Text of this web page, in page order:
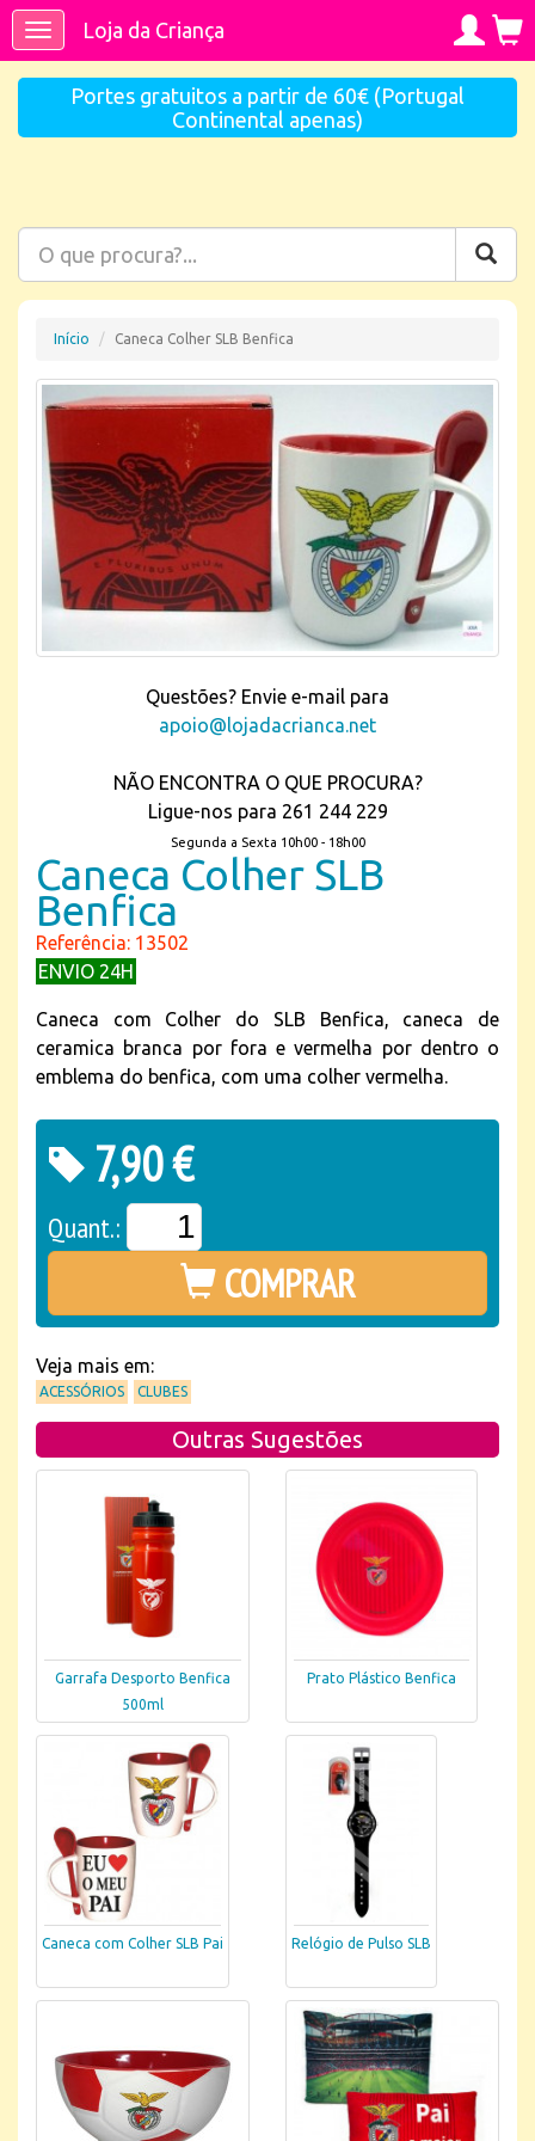
ToggleLoja da Criança
Portes gratuitos a partir de 60€ (Portugal
Continental apenas)
Início Caneca Colher SLB Benfica
Questões? Envie e-mail para
apoio@lojadacrianca.net
NÃO ENCONTRA O QUE PROCURA?
Ligue-nos para 261 244 229
Segunda a Sexta 10h00 - 18h00
Caneca Colher SLB
Benfica
Referência: 13502
ENVIO 24H
Caneca com Colher do SLB Benfica, caneca de
ceramica branca por fora e vermelha por dentro o
emblema do benfica, com uma colher vermelha.
7,90 €
Quant.:
COMPRAR
Veja mais em:
ACESSÓRIOS CLUBES
Outras Sugestões
Garrafa Desporto Benfica
500ml
Prato Plástico Benfica
Caneca com Colher SLB Pai Relógio de Pulso SLB